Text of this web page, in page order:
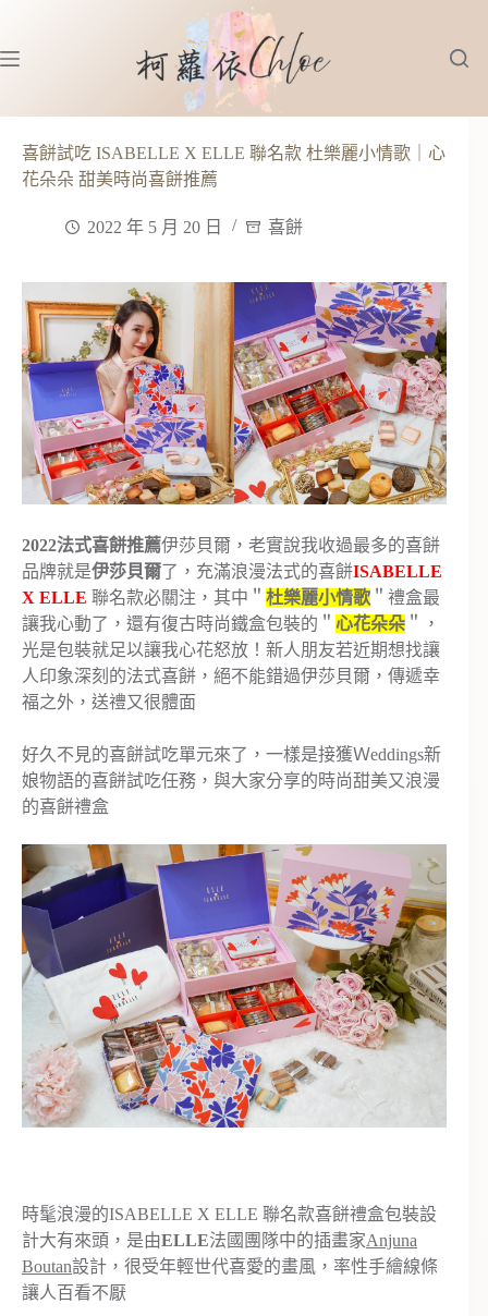
主
內
喜餅試吃 ISABELLE X ELLE 聯名款 杜樂麗小情歌｜心
花朵朵 甜美時尚喜餅推薦
2022 年 5 月 20 日 喜餅
2022法式喜餅推薦伊莎貝爾，老實說我收過最多的喜餅
品牌就是伊莎貝爾了，充滿浪漫法式的喜餅ISABELLE
X ELLE 聯名款必關注，其中＂ 杜樂麗小情歌 ＂禮盒最
讓我心動了，還有復古時尚鐵盒包裝的＂ 心花朵朵 ＂，
光是包裝就足以讓我心花怒放！新人朋友若近期想找讓
人印象深刻的法式喜餅，絕不能錯過伊莎貝爾，傳遞幸
福之外，送禮又很體面
好久不見的喜餅試吃單元來了，一樣是接獲Ｗeddings新
娘物語的喜餅試吃任務，與大家分享的時尚甜美又浪漫
的喜餅禮盒
時髦浪漫的ISABELLE X ELLE 聯名款喜餅禮盒包裝設
計大有來頭，是由ELLE法國團隊中的插畫家Anjuna
Boutan設計，很受年輕世代喜愛的畫風，率性手繪線條
讓人百看不厭